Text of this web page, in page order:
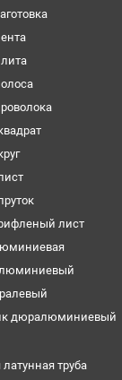
лист
дюралюминиевый
труба